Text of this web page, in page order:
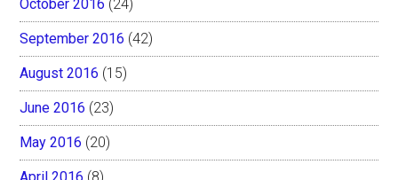
October 2016 (24)
September 2016 (42)
August 2016 (15)
June 2016 (23)
May 2016 (20)